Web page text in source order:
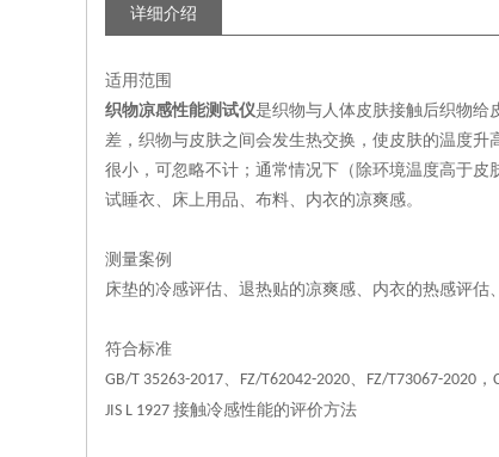
详细介绍
适用范围
织物凉感性能测试仪是织物与人体皮肤接触后织物给
差，织物与皮肤之间会发生热交换，使皮肤的温度
很小，可忽略不计；通常情况下（除环境温度高于
试睡衣、床上用品、布料、内衣的凉爽感。
测量案例
床垫的冷感评估、退热贴的凉爽感、内衣的热感评
符合标准
GB/T 35263-2017、 FZ/T62042-2020、 FZ/T73067-2020 ，
JIS L 1927 接触冷感性能的评价方法